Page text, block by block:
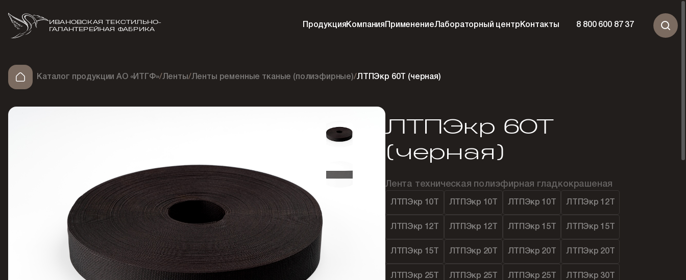
ИВАНОВСКАЯ ТЕКСТИЛЬНО-
ГАЛАНТЕРЕЙНАЯ ФАБРИКА
Продукция Компания ПрименениеЛабораторный центр Контакты 8 800 600 87 37
Каталог продукции АО «ИТГФ»/Ленты /Ленты ременные тканые (полиэфирные)/ЛТПЭкр 60Т (черная)
ЛТПЭкр 60Т
(черная)
Лента техническая полиэфирная гладкокрашеная
ЛТПЭкр 10Т ЛТПЭкр 10Т ЛТПЭкр 10Т ЛТПЭкр 12Т
ЛТПЭкр 12Т ЛТПЭкр 12Т ЛТПЭкр 15Т ЛТПЭкр 15Т
ЛТПЭкр 15Т ЛТПЭкр 20Т ЛТПЭкр 20Т ЛТПЭкр 20Т
ЛТПЭкр 25Т ЛТПЭкр 25Т ЛТПЭкр 25Т ЛТПЭкр 30Т